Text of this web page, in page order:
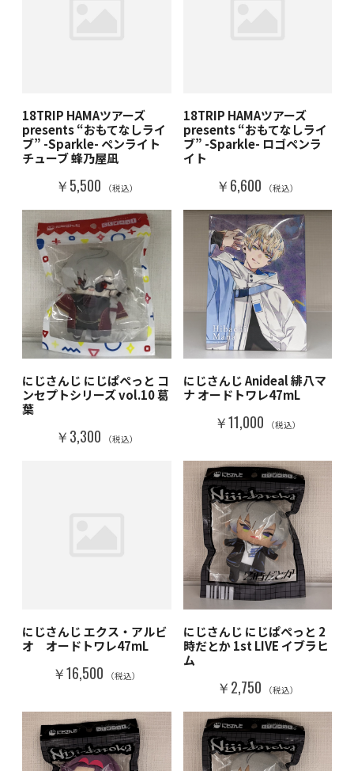
18TRIP HAMAツアーズ
presents “おもてなしライ
ブ” -Sparkle- ペンライト
チューブ 蜂乃屋凪
￥5,500 （税込）
18TRIP HAMAツアーズ
presents “おもてなしライ
ブ” -Sparkle- ロゴペンラ
イト
￥6,600 （税込）
にじさんじ にじぱぺっと コ
ンセプトシリーズ vol.10 葛
葉
￥3,300 （税込）
にじさんじ Anideal 緋八マ
ナ オードトワレ47mL
￥11,000 （税込）
にじさんじ エクス・アルビ
オ オードトワレ47mL
￥16,500 （税込）
にじさんじ にじぱぺっと 2
時だとか 1st LIVE イブラヒ
ム
￥2,750 （税込）